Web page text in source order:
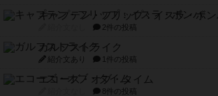
キャプテン・フリップ：イスラ・ボ
2件の投稿
ガルフストライク
紹介文あり 1件の投稿
エコーズ・オブ・タイム
8件の投稿